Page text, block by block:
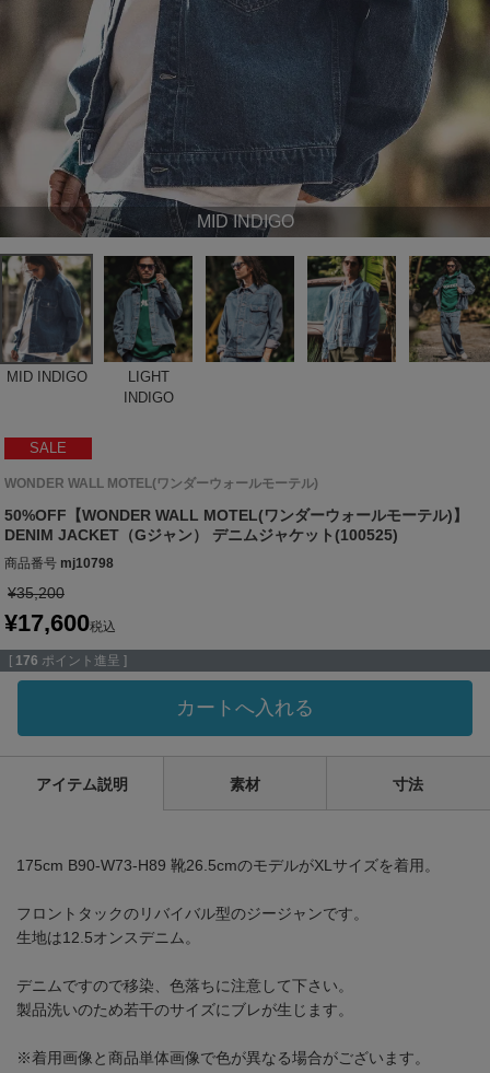
MID INDIGO
MID INDIGO
LIGHT
INDIGO
SALE
WONDER WALL MOTEL(ワンダーウォールモーテル)
50%OFF【WONDER WALL MOTEL(ワンダーウォールモーテル)】
DENIM JACKET（Gジャン） デニムジャケット(100525)
商品番号 mj10798
¥35,200
¥17,600税込
[ 176 ポイント進呈 ]
カートへ入れる
アイテム説明 素材 寸法
175cm B90-W73-H89 靴26.5cmのモデルがXLサイズを着用。
フロントタックのリバイバル型のジージャンです。
生地は12.5オンスデニム。
デニムですので移染、色落ちに注意して下さい。
製品洗いのため若干のサイズにブレが生じます。
※着用画像と商品単体画像で色が異なる場合がございます。